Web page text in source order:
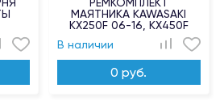
МАЯТНИКА KAWASAKI
KX250F 06-16, KX450F
06-15, KLX450R 08-09
В наличии
0 руб.